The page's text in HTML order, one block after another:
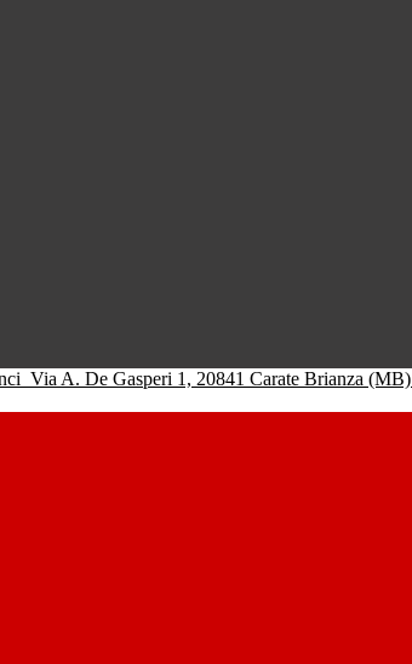
Via A. De Gasperi 1, 20841 Carate Brianza (MB)